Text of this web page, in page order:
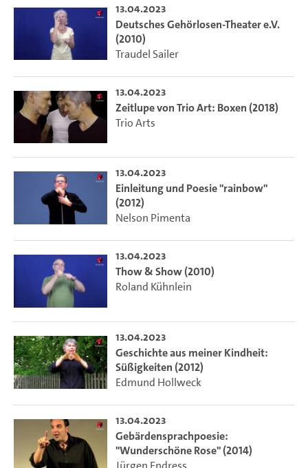
13.04.2023
Deutsches Gehörlosen-Theater e.V.
(2010)
Traudel Sailer
13.04.2023
Zeitlupe von Trio Art: Boxen (2018)
Trio Arts
13.04.2023
Einleitung und Poesie "rainbow"
(2012)
Nelson Pimenta
13.04.2023
Thow & Show (2010)
Roland Kühnlein
13.04.2023
Geschichte aus meiner Kindheit:
Süßigkeiten (2012)
Edmund Hollweck
13.04.2023
Gebärdensprachpoesie:
"Wunderschöne Rose" (2014)